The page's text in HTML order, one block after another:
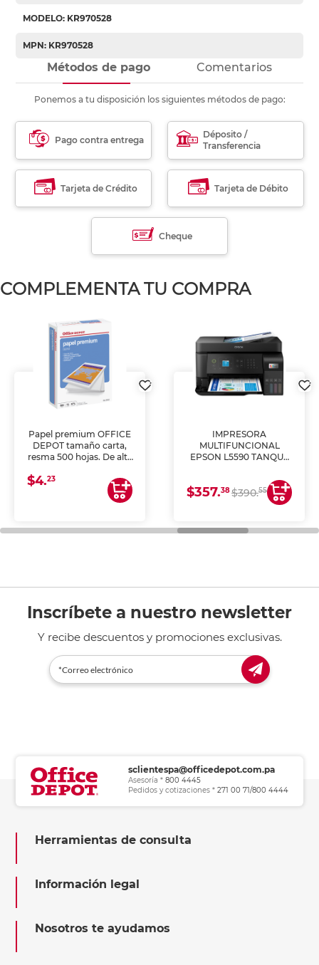
MODELO: KR970528
MPN: KR970528
Métodos de pago Comentarios
Ponemos a tu disposición los siguientes métodos de pago:
Pago contra entrega
Déposito /
Transferencia
Tarjeta de Crédito Tarjeta de Débito
Cheque
COMPLEMENTA TU COMPRA
Papel premium OFFICE
DEPOT tamaño carta,
resma 500 hojas. De alta
uniforme, ideal para
impresoras de inyección
de tinta y láser,
general de oficina.
$4.23
IMPRESORA
MULTIFUNCIONAL
EPSON L5590 TANQUE
COPIA Y ESCANEA)
$357.38$390.55
Inscríbete a nuestro newsletter
Y recibe descuentos y promociones exclusivas.
sclientespa@officedepot.com.pa
Asesoría * 800 4445
Pedidos y cotizaciones * 271 00 71/800 4444
Herramientas de consulta
Información legal
Nosotros te ayudamos